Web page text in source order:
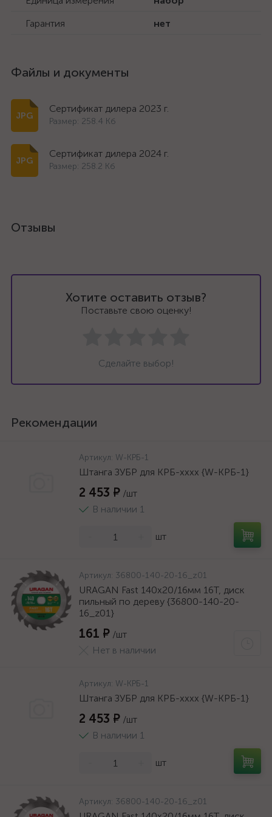
Гарантия
нет
Файлы и документы
Сертификат дилера 2023 г.
Размер: 258.4 Кб
Сертификат дилера 2024 г.
Размер: 258.2 Кб
Отзывы
Хотите оставить отзыв?
Поставьте свою оценку!
Сделайте выбор!
Рекомендации
Артикул: W-КРБ-1
Штанга ЗУБР для КРБ-хххх {W-КРБ-1}
2 453 ₽ /шт
В наличии 1
шт
Артикул: 36800-140-20-16_z01
URAGAN Fast 140x20/16мм 16Т, диск
пильный по дереву {36800-140-20-
16_z01}
161 ₽ /шт
Нет в наличии
Артикул: W-КРБ-1
Штанга ЗУБР для КРБ-хххх {W-КРБ-1}
2 453 ₽ /шт
В наличии 1
шт
Артикул: 36800-140-20-16_z01